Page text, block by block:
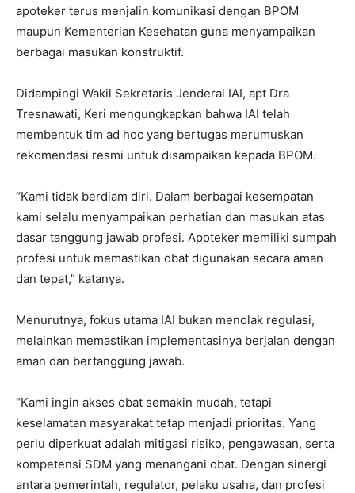
apoteker terus menjalin komunikasi dengan BPOM
maupun Kementerian Kesehatan guna menyampaikan
berbagai masukan konstruktif.
Didampingi Wakil Sekretaris Jenderal IAI, apt Dra
Tresnawati, Keri mengungkapkan bahwa IAI telah
membentuk tim ad hoc yang bertugas merumuskan
rekomendasi resmi untuk disampaikan kepada BPOM.
“Kami tidak berdiam diri. Dalam berbagai kesempatan
kami selalu menyampaikan perhatian dan masukan atas
dasar tanggung jawab profesi. Apoteker memiliki sumpah
profesi untuk memastikan obat digunakan secara aman
dan tepat,” katanya.
Menurutnya, fokus utama IAI bukan menolak regulasi,
melainkan memastikan implementasinya berjalan dengan
aman dan bertanggung jawab.
“Kami ingin akses obat semakin mudah, tetapi
keselamatan masyarakat tetap menjadi prioritas. Yang
perlu diperkuat adalah mitigasi risiko, pengawasan, serta
kompetensi SDM yang menangani obat. Dengan sinergi
antara pemerintah, regulator, pelaku usaha, dan profesi